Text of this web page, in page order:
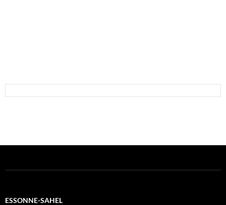
ESSONNE-SAHEL